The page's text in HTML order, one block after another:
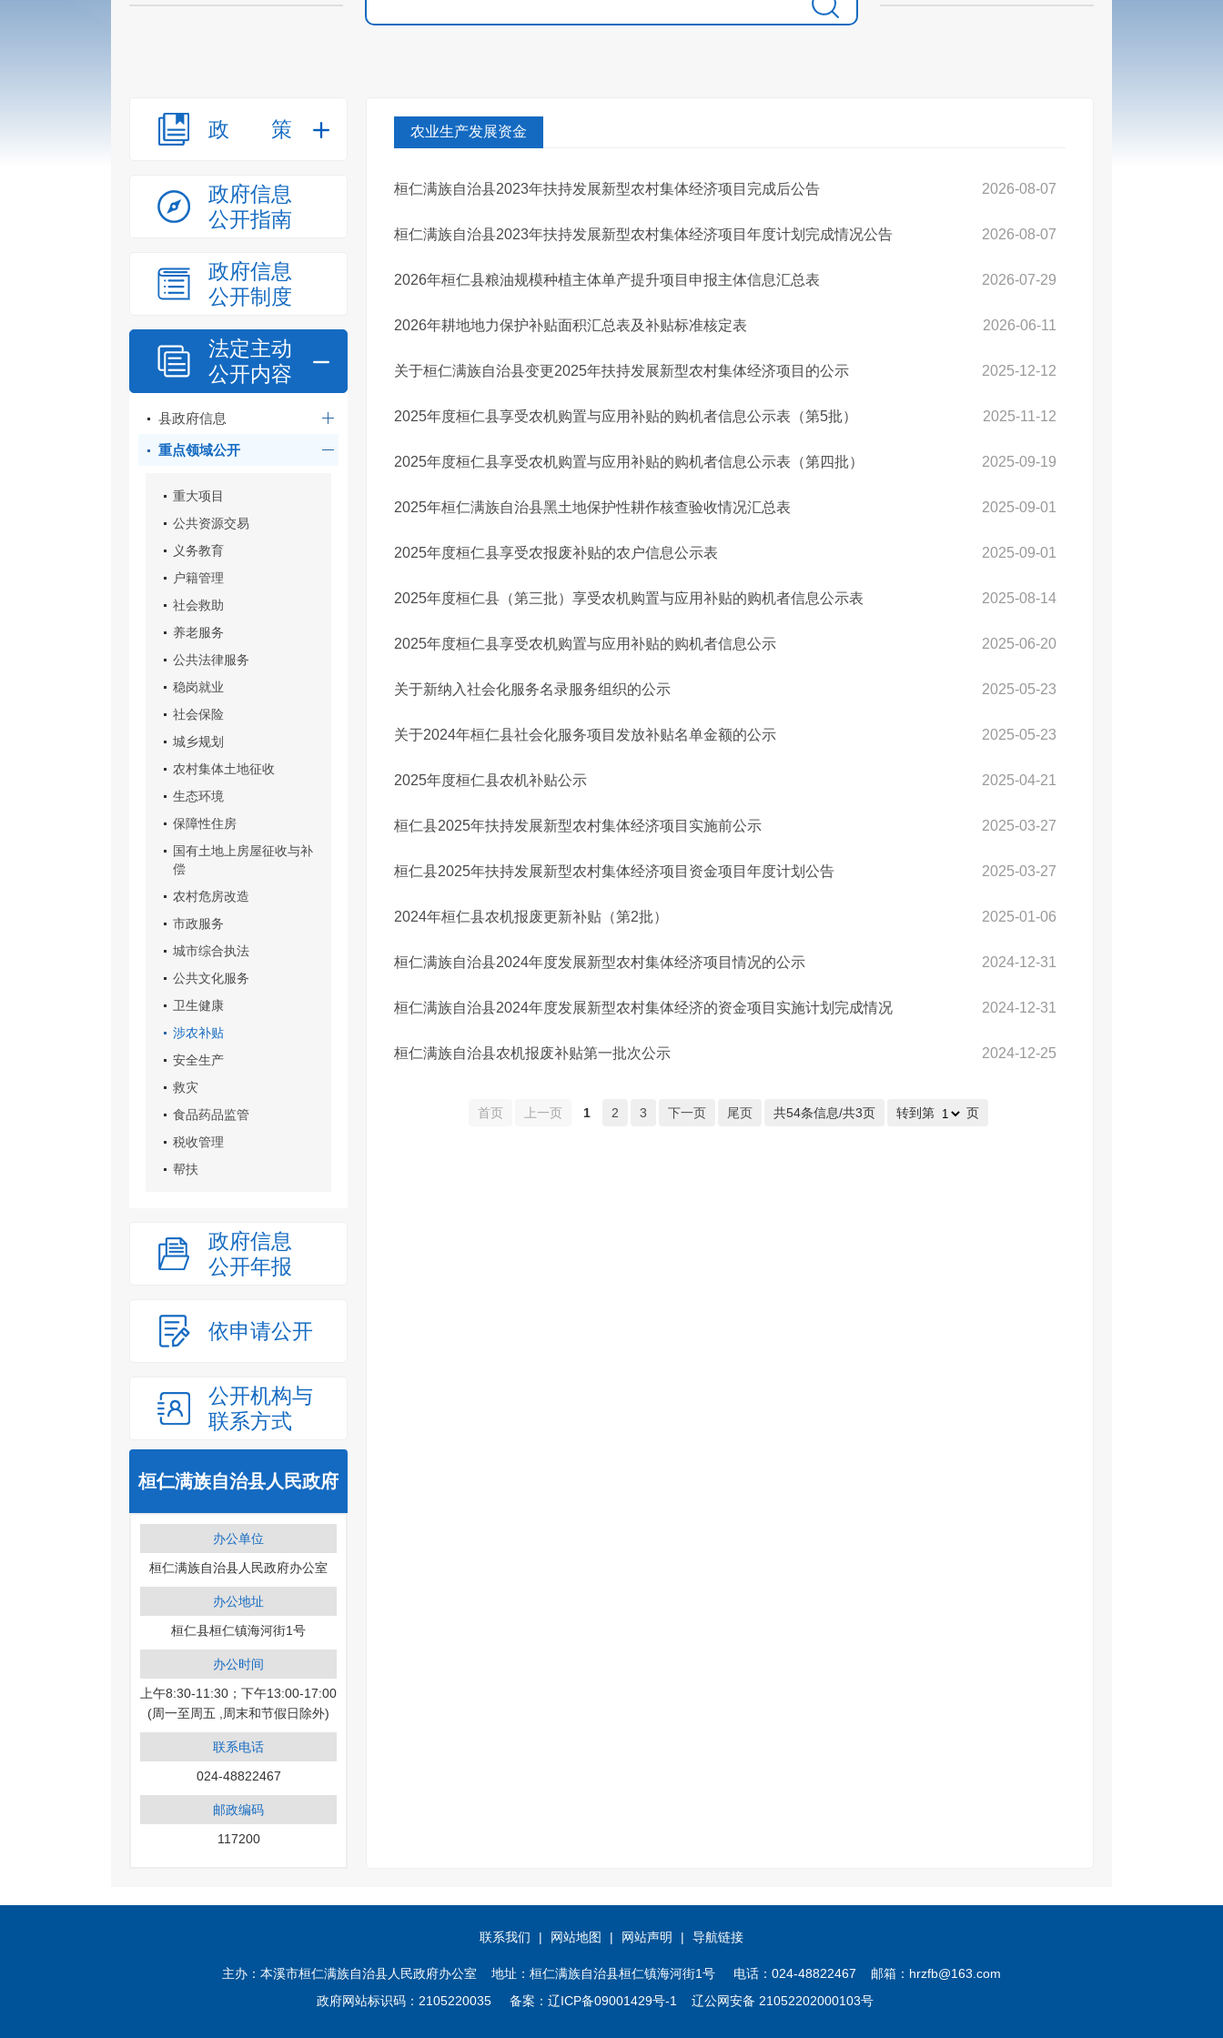
政策
政府信息
公开指南
政府信息
公开制度
法定主动
公开内容
县政府信息
重点领域公开
重大项目
公共资源交易
义务教育
户籍管理
社会救助
养老服务
公共法律服务
稳岗就业
社会保险
城乡规划
农村集体土地征收
生态环境
保障性住房
国有土地上房屋征收与补
偿
农村危房改造
市政服务
城市综合执法
公共文化服务
卫生健康
涉农补贴
安全生产
救灾
食品药品监管
税收管理
帮扶
政府信息
公开年报
依申请公开
公开机构与
联系方式
桓仁满族自治县人民政府
办公单位
桓仁满族自治县人民政府办公室
办公地址
桓仁县桓仁镇海河街1号
办公时间
上午8:30-11:30；下午13:00-17:00
(周一至周五 ,周末和节假日除外)
联系电话
024-48822467
邮政编码
117200
农业生产发展资金
2026-08-07
桓仁满族自治县2023年扶持发展新型农村集体经济项目完成后公告
2026-08-07
桓仁满族自治县2023年扶持发展新型农村集体经济项目年度计划完成情况公告
2026-07-29
2026年桓仁县粮油规模种植主体单产提升项目申报主体信息汇总表
2026-06-11
2026年耕地地力保护补贴面积汇总表及补贴标准核定表
2025-12-12
关于桓仁满族自治县变更2025年扶持发展新型农村集体经济项目的公示
2025-11-12
2025年度桓仁县享受农机购置与应用补贴的购机者信息公示表（第5批）
2025-09-19
​2025年度桓仁县享受农机购置与应用补贴的购机者信息公示表（第四批）
2025-09-01
2025年桓仁满族自治县黑土地保护性耕作核查验收情况汇总表
2025-09-01
2025年度桓仁县享受农报废补贴的农户信息公示表
2025-08-14
2025年度桓仁县（第三批）享受农机购置与应用补贴的购机者信息公示表
2025-06-20
2025年度桓仁县享受农机购置与应用补贴的购机者信息公示
2025-05-23
关于新纳入社会化服务名录服务组织的公示
2025-05-23
关于2024年桓仁县社会化服务项目发放补贴名单金额的公示
2025-04-21
2025年度桓仁县农机补贴公示
2025-03-27
桓仁县2025年扶持发展新型农村集体经济项目实施前公示
2025-03-27
桓仁县2025年扶持发展新型农村集体经济项目资金项目年度计划公告
2025-01-06
​2024年桓仁县农机报废更新补贴（第2批）
2024-12-31
桓仁满族自治县2024年度发展新型农村集体经济项目情况的公示
2024-12-31
桓仁满族自治县2024年度发展新型农村集体经济的资金项目实施计划完成情况
2024-12-25
桓仁满族自治县农机报废补贴第一批次公示
首页 上一页 1 2 3 下一页 尾页 共54条信息/共3页 转到第 页
联系我们 | 网站地图 | 网站声明 | 导航链接
主办：本溪市桓仁满族自治县人民政府办公室 地址：桓仁满族自治县桓仁镇海河街1号 电话：024-48822467 邮箱：hrzfb@163.com
政府网站标识码：2105220035 备案： 辽ICP备09001429号-1 辽公网安备 21052202000103号